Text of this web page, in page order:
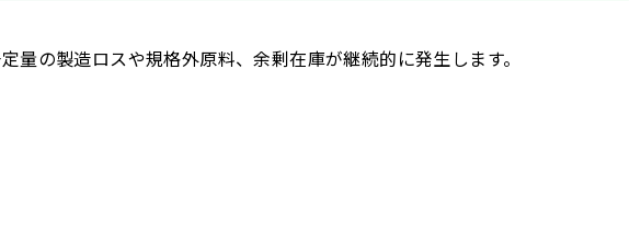
量の製造ロスや規格外原料、余剰在庫が継続的に発生します。